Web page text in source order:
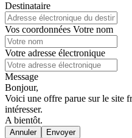
Destinataire
Vos coordonnées Votre nom
Votre adresse électronique
Message
Bonjour,
Voici une offre parue sur le site
intéresser.
A bientôt.
Annuler